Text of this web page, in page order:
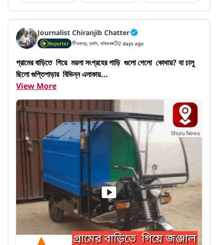
Journalist Chiranjib Chatter
Reporter বলাগড়, হুগলি, পশ্চিমবঙ্গ 2 days ago
গ্রামের বাড়িতে  গিয়ে  ময়লা সংগ্রহের গাড়ি  গুলো গেলো  কোথায়? যা চালু
ছিলো গুপ্তিপাড়ার  বিভিন্ন এলাকায়...
View More